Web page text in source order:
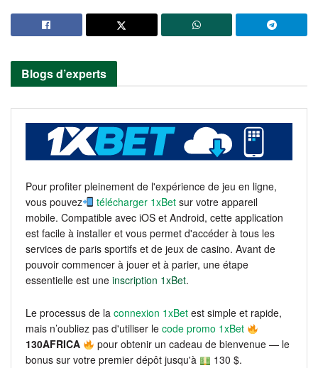
Blogs d’experts
Pour profiter pleinement de l'expérience de jeu en ligne,
vous pouvez
télécharger 1xBet sur votre appareil
mobile. Compatible avec iOS et Android, cette application
est facile à installer et vous permet d'accéder à tous les
services de paris sportifs et de jeux de casino. Avant de
pouvoir commencer à jouer et à parier, une étape
essentielle est une inscription 1xBet.
Le processus de la connexion 1xBet est simple et rapide,
mais n’oubliez pas d'utiliser le code promo 1xBet
130AFRICA
pour obtenir un cadeau de bienvenue — le
bonus sur votre premier dépôt jusqu'à
130 $.